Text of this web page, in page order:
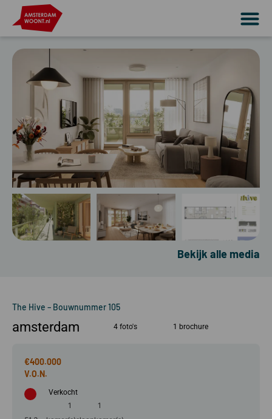
Bekijk alle media
The Hive – Bouwnummer 105
amsterdam 4 foto's 1 brochure
€400.000
Verkocht
1
1